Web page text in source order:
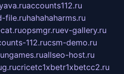
accounts112.ru
file.ruhahahaharms.ru
opsmgr.ruev-gallery.ru
112.rucsm-demo.ru
allseo-host.ru
cricetc1xbetr1xbetcc2.ru